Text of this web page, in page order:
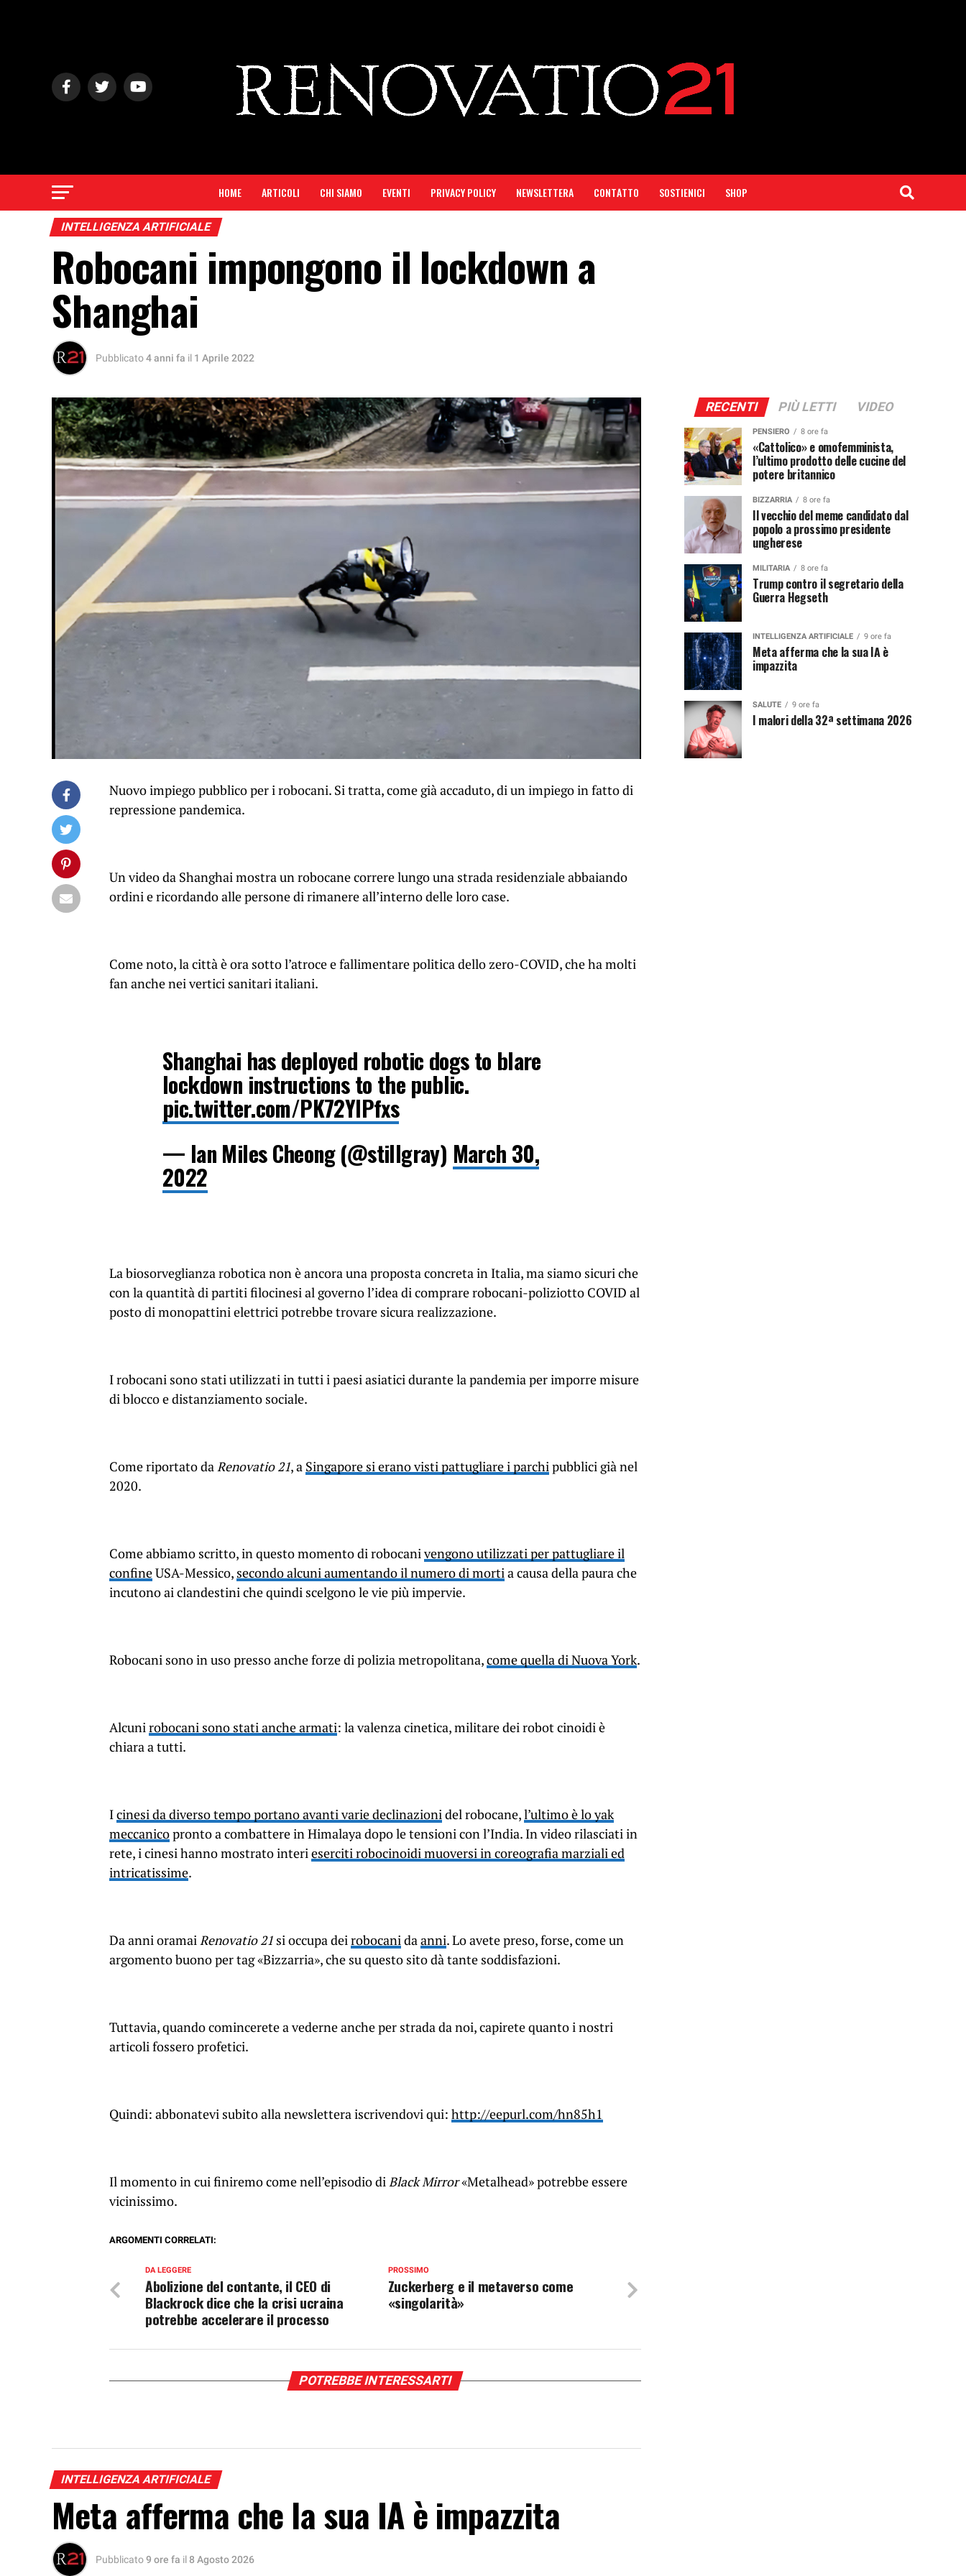
HOME ARTICOLI CHI SIAMO EVENTI PRIVACY POLICY NEWSLETTERA CONTATTO SOSTIENICI SHOP
INTELLIGENZA ARTIFICIALE
Robocani impongono il lockdown a
Shanghai
Pubblicato4 anni fa il 1 Aprile 2022
Nuovo impiego pubblico per i robocani. Si tratta, come già accaduto, di un impiego in fatto di
repressione pandemica.
Un video da Shanghai mostra un robocane correre lungo una strada residenziale abbaiando
ordini e ricordando alle persone di rimanere all’interno delle loro case.
Come noto, la città è ora sotto l’atroce e fallimentare politica dello zero-COVID, che ha molti
fan anche nei vertici sanitari italiani.
Shanghai has deployed robotic dogs to blare
lockdown instructions to the public.
pic.twitter.com/PK72YIPfxs
— Ian Miles Cheong (@stillgray) March 30,
2022
La biosorveglianza robotica non è ancora una proposta concreta in Italia, ma siamo sicuri che
con la quantità di partiti filocinesi al governo l’idea di comprare robocani-poliziotto COVID al
posto di monopattini elettrici potrebbe trovare sicura realizzazione.
I robocani sono stati utilizzati in tutti i paesi asiatici durante la pandemia per imporre misure
di blocco e distanziamento sociale.
Come riportato daRenovatio 21, a Singapore si erano visti pattugliare i parchipubblici già nel
2020.
Come abbiamo scritto, in questo momento di robocanivengono utilizzati per pattugliare il
confineUSA-Messico, secondo alcuni aumentando il numero di mortia causa della paura che
incutono ai clandestini che quindi scelgono le vie più impervie.
Robocani sono in uso presso anche forze di polizia metropolitana,come quella di Nuova York.
Alcunirobocani sono stati anche armati: la valenza cinetica, militare dei robot cinoidi è
chiara a tutti.
Icinesi da diverso tempo portano avanti varie declinazionidel robocane,l’ultimo è lo yak
meccanicopronto a combattere in Himalaya dopo le tensioni con l’India. In video rilasciati in
rete, i cinesi hanno mostrato interieserciti robocinoidi muoversi in coreografia marziali ed
intricatissime.
Da anni oramaiRenovatio 21 si occupa deirobocanidaanni. Lo avete preso, forse, come un
argomento buono per tag «Bizzarria», che su questo sito dà tante soddisfazioni.
Tuttavia, quando comincerete a vederne anche per strada da noi, capirete quanto i nostri
articoli fossero profetici.
Quindi: abbonatevi subito alla newslettera iscrivendovi qui: http://eepurl.com/hn85h1
Il momento in cui finiremo come nell’episodio diBlack Mirror«Metalhead» potrebbe essere
vicinissimo.
ARGOMENTI CORRELATI:
PROSSIMO
Zuckerberg e il metaverso come
«singolarità»
DA LEGGERE
Abolizione del contante, il CEO di
Blackrock dice che la crisi ucraina
potrebbe accelerare il processo
POTREBBE INTERESSARTI
INTELLIGENZA ARTIFICIALE
Meta afferma che la sua IA è impazzita
Pubblicato9 ore fa il 8 Agosto 2026
RECENTI PIÙ LETTI VIDEO
PENSIERO 8 ore fa
«Cattolico» e omofemminista,
l’ultimo prodotto delle cucine del
potere britannico
BIZZARRIA 8 ore fa
Il vecchio del meme candidato dal
popolo a prossimo presidente
ungherese
MILITARIA 8 ore fa
Trump contro il segretario della
Guerra Hegseth
INTELLIGENZA ARTIFICIALE 9 ore fa
Meta afferma che la sua IA è
impazzita
SALUTE 9 ore fa
I malori della 32ª settimana 2026